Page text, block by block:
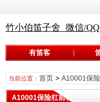
竹小伯笛子舍 微信/QQ
有笛客
当前位置： 首页> A10001保
A10001保险杠前杠